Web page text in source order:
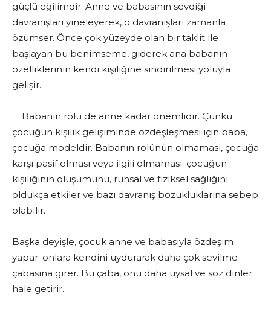
güçlü eğilimdir. Anne ve babasının sevdiği
davranışları yineleyerek, o davranışları zamanla
özümser. Önce çok yüzeyde olan bir taklit ile
başlayan bu benimseme, giderek ana babanın
özelliklerinin kendi kişiliğine sindirilmesi yoluyla
gelişir.
Babanın rolü de anne kadar önemlidir. Çünkü
çocuğun kişilik gelişiminde özdeşleşmesi için baba,
çocuğa modeldir. Babanın rolünün olmaması, çocuğa
karşı pasif olması veya ilgili olmaması; çocuğun
kişiliğinin oluşumunu, ruhsal ve fiziksel sağlığını
oldukça etkiler ve bazı davranış bozukluklarına sebep
olabilir.
Başka deyişle, çocuk anne ve babasıyla özdeşim
yapar; on­lara kendini uydurarak daha çok sevilme
çabasına girer. Bu çaba, onu daha uysal ve söz dinler
hale getirir.